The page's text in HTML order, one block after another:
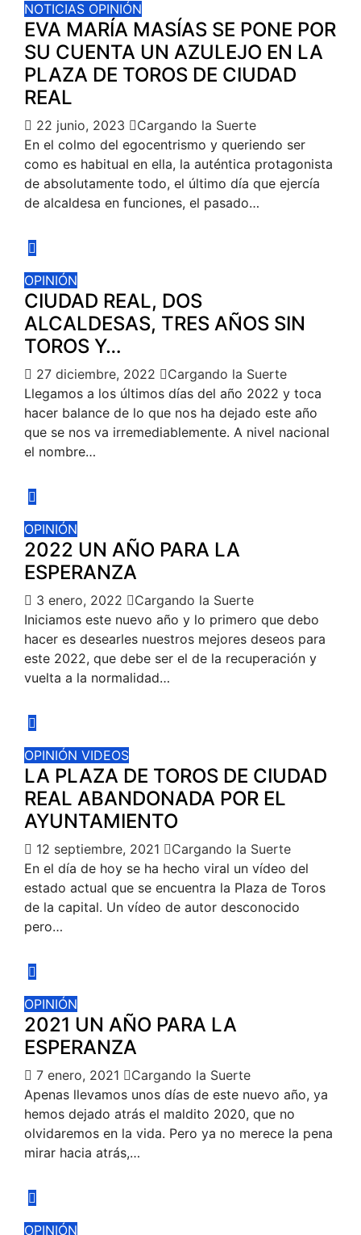
NOTICIAS OPINIÓN
EVA MARÍA MASÍAS SE PONE POR
SU CUENTA UN AZULEJO EN LA
PLAZA DE TOROS DE CIUDAD
REAL
22 junio, 2023
Cargando la Suerte
En el colmo del egocentrismo y queriendo ser
como es habitual en ella, la auténtica protagonista
de absolutamente todo, el último día que ejercía
de alcaldesa en funciones, el pasado…
OPINIÓN
CIUDAD REAL, DOS
ALCALDESAS, TRES AÑOS SIN
TOROS Y…
27 diciembre, 2022
Cargando la Suerte
Llegamos a los últimos días del año 2022 y toca
hacer balance de lo que nos ha dejado este año
que se nos va irremediablemente. A nivel nacional
el nombre…
OPINIÓN
2022 UN AÑO PARA LA
ESPERANZA
3 enero, 2022
Cargando la Suerte
Iniciamos este nuevo año y lo primero que debo
hacer es desearles nuestros mejores deseos para
este 2022, que debe ser el de la recuperación y
vuelta a la normalidad…
OPINIÓN VIDEOS
LA PLAZA DE TOROS DE CIUDAD
REAL ABANDONADA POR EL
AYUNTAMIENTO
12 septiembre, 2021
Cargando la Suerte
En el día de hoy se ha hecho viral un vídeo del
estado actual que se encuentra la Plaza de Toros
de la capital. Un vídeo de autor desconocido
pero…
OPINIÓN
2021 UN AÑO PARA LA
ESPERANZA
7 enero, 2021
Cargando la Suerte
Apenas llevamos unos días de este nuevo año, ya
hemos dejado atrás el maldito 2020, que no
olvidaremos en la vida. Pero ya no merece la pena
mirar hacia atrás,…
OPINIÓN